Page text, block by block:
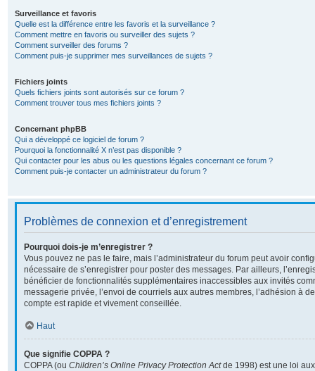
Surveillance et favoris
Quelle est la différence entre les favoris et la surveillance ?
Comment mettre en favoris ou surveiller des sujets ?
Comment surveiller des forums ?
Comment puis-je supprimer mes surveillances de sujets ?
Fichiers joints
Quels fichiers joints sont autorisés sur ce forum ?
Comment trouver tous mes fichiers joints ?
Concernant phpBB
Qui a développé ce logiciel de forum ?
Pourquoi la fonctionnalité X n’est pas disponible ?
Qui contacter pour les abus ou les questions légales concernant ce forum ?
Comment puis-je contacter un administrateur du forum ?
Problèmes de connexion et d’enregistrement
Pourquoi dois-je m’enregistrer ?
Vous pouvez ne pas le faire, mais l’administrateur du forum peut avoir
nécessaire de s’enregistrer pour poster des messages. Par ailleurs,
bénéficier de fonctionnalités supplémentaires inaccessibles aux invités
messagerie privée, l’envoi de courriels aux autres membres, l’adhésion à
compte est rapide et vivement conseillée.
Haut
Que signifie COPPA ?
COPPA (ou Children’s Online Privacy Protection Actde 1998) est une loi